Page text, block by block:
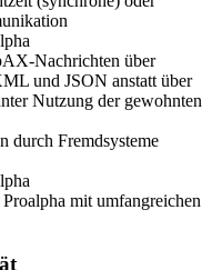
Nachrichten über
und JSON anstatt über
Nutzung der gewohnten
durch Fremdsysteme
mit umfangreichen